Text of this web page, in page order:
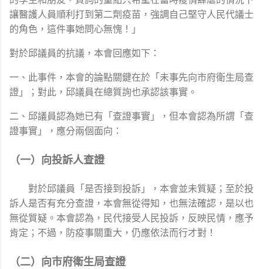
讓醫護人員順利打到第二劑疫苗，強調自己堅守人民代議士
的角色，這件事她問心無愧！」
對於邱議員的抗議，本會回應如下：
一、此事件，本會的論點關鍵在於「未事先向市府衛生局查
證」；對此，邱議員在總質詢也承認該事實。
二、邱議員認為她已有「查證事實」，但本會認為所謂「查
證事實」，應分兩個面向：
（一）向投訴人查證
對於邱議員「是否接到投訴」，本會並未質疑；至於投
訴人是否有充分查證，本會無從得知，也無法確認，是以也
無從質疑。本會認為，民代接受人民投訴，反映民情，應予
肯定；不過，防疫事關重大，仍應依法而行才對！
（二）向市府衛生局查證